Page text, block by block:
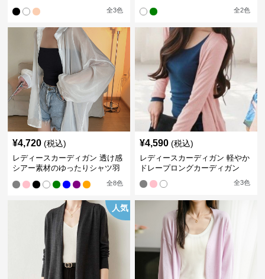
全3色 全2色
¥4,720 (税込)
レディースカーディガン 透け感
シアー素材のゆったりシャツ羽
全8色
¥4,590 (税込)
レディースカーディガン 軽やか
ドレープロングカーディガン
全3色
人気